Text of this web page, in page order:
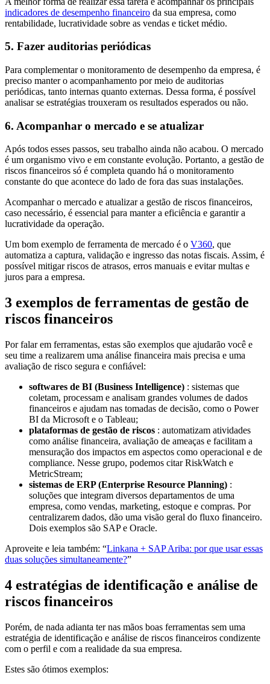
indicadores de desempenho financeiro da sua empresa, como
rentabilidade, lucratividade sobre as vendas e ticket médio.
5. Fazer auditorias periódicas
Para complementar o monitoramento de desempenho da empresa, é
preciso manter o acompanhamento por meio de auditorias
periódicas, tanto internas quanto externas. Dessa forma, é possível
analisar se estratégias trouxeram os resultados esperados ou não.
6. Acompanhar o mercado e se atualizar
Após todos esses passos, seu trabalho ainda não acabou. O mercado
é um organismo vivo e em constante evolução. Portanto, a gestão de
riscos financeiros só é completa quando há o monitoramento
constante do que acontece do lado de fora das suas instalações.
Acompanhar o mercado e atualizar a gestão de riscos financeiros,
caso necessário, é essencial para manter a eficiência e garantir a
lucratividade da operação.
Um bom exemplo de ferramenta de mercado é o V360, que
automatiza a captura, validação e ingresso das notas fiscais. Assim, é
possível mitigar riscos de atrasos, erros manuais e evitar multas e
juros para a empresa.
3 exemplos de ferramentas de gestão de
riscos financeiros
Por falar em ferramentas, estas são exemplos que ajudarão você e
seu time a realizarem uma análise financeira mais precisa e uma
avaliação de risco segura e confiável:
softwares de BI (Business Intelligence) : sistemas que
coletam, processam e analisam grandes volumes de dados
financeiros e ajudam nas tomadas de decisão, como o Power
BI da Microsoft e o Tableau;
plataformas de gestão de riscos : automatizam atividades
como análise financeira, avaliação de ameaças e facilitam a
mensuração dos impactos em aspectos como operacional e de
compliance. Nesse grupo, podemos citar RiskWatch e
MetricStream;
sistemas de ERP (Enterprise Resource Planning) :
soluções que integram diversos departamentos de uma
empresa, como vendas, marketing, estoque e compras. Por
centralizarem dados, dão uma visão geral do fluxo financeiro.
Dois exemplos são SAP e Oracle.
Aproveite e leia também: “Linkana + SAP Ariba: por que usar essas
duas soluções simultaneamente?”
4 estratégias de identificação e análise de
riscos financeiros
Porém, de nada adianta ter nas mãos boas ferramentas sem uma
estratégia de identificação e análise de riscos financeiros condizente
com o perfil e com a realidade da sua empresa.
Estes são ótimos exemplos: